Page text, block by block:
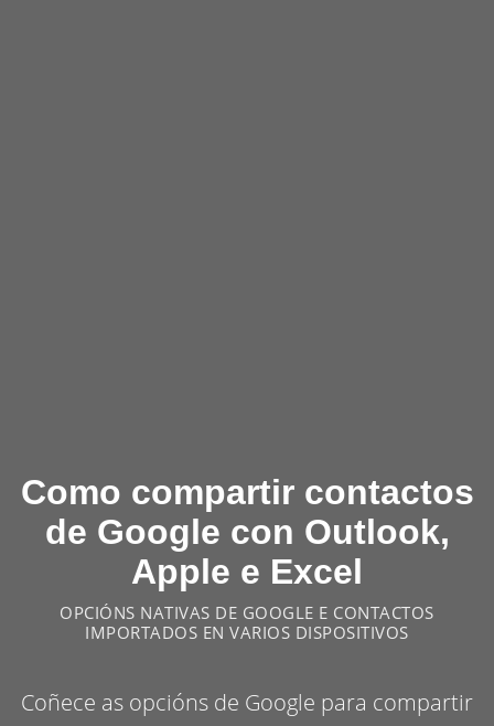
Como compartir contactos
de Google con Outlook,
Apple e Excel
OPCIÓNS NATIVAS DE GOOGLE E CONTACTOS
IMPORTADOS EN VARIOS DISPOSITIVOS
Coñece as opcións de Google para compartir